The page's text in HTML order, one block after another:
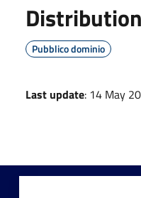
Pubblico dominio
Last update: 14 May